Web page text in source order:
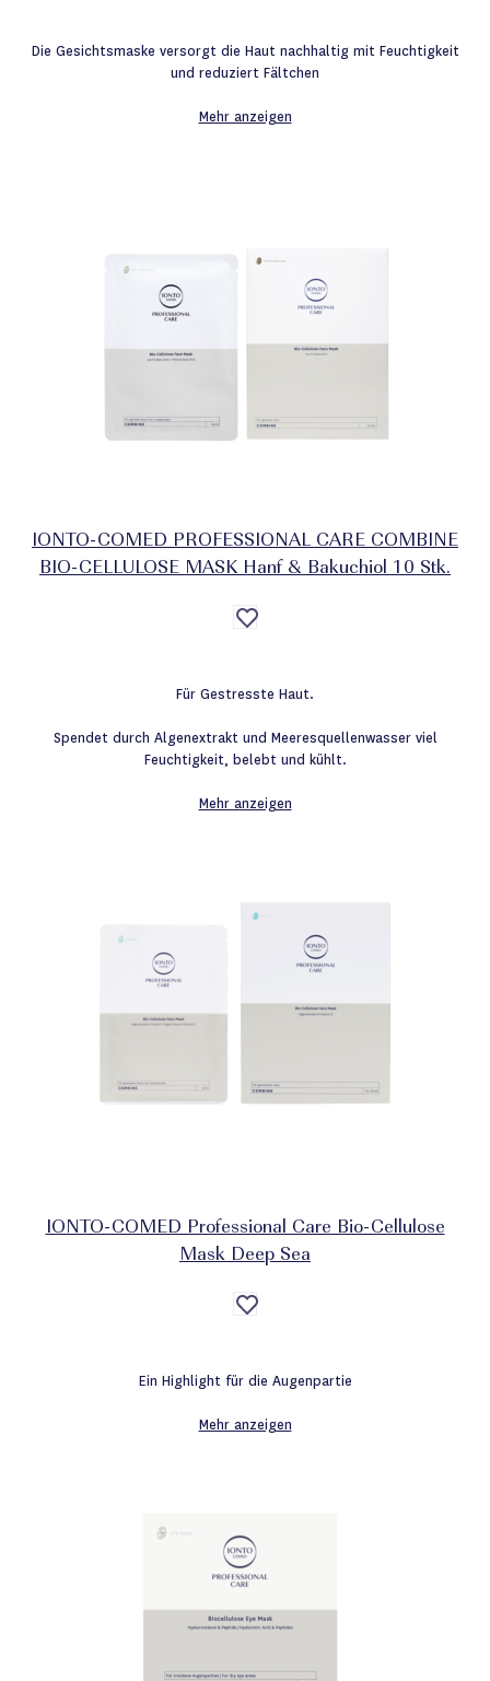
Die Gesichtsmaske versorgt die Haut nachhaltig mit Feuchtigkeit
und reduziert Fältchen
Mehr anzeigen
IONTO-COMED PROFESSIONAL CARE COMBINE
BIO-CELLULOSE MASK Hanf & Bakuchiol 10 Stk.
Auf
die
Für Gestresste Haut.
Spendet durch Algenextrakt und Meeresquellenwasser viel
Feuchtigkeit, belebt und kühlt.
Mehr anzeigen
IONTO-COMED Professional Care Bio-Cellulose
Mask Deep Sea
Auf
die
Ein Highlight für die Augenpartie
Mehr anzeigen